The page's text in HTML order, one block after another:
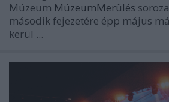
Múzeum MúzeumMerülés
második fejezetére épp május
kerül ...